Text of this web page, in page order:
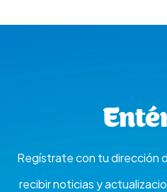
Regístrate con tu dirección
recibir noticias y